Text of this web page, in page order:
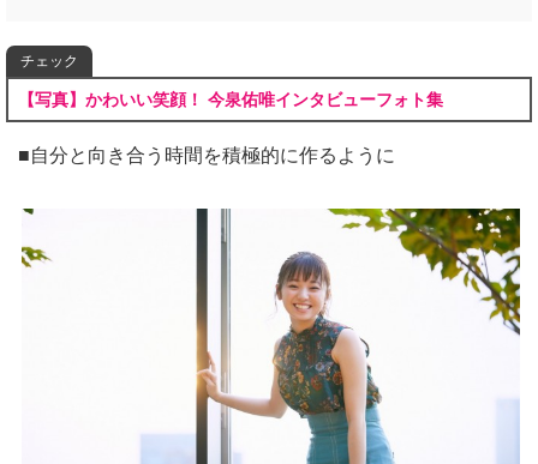
チェック
【写真】かわいい笑顔！ 今泉佑唯インタビューフォト集
■自分と向き合う時間を積極的に作るように